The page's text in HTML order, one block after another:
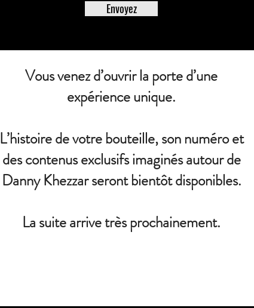
Envoyez
Vous venez d’ouvrir la porte d’une
expérience unique.
L’histoire de votre bouteille, son numéro et
des contenus exclusifs imaginés autour de
Danny Khezzar seront bientôt disponibles.
La suite arrive très prochainement.